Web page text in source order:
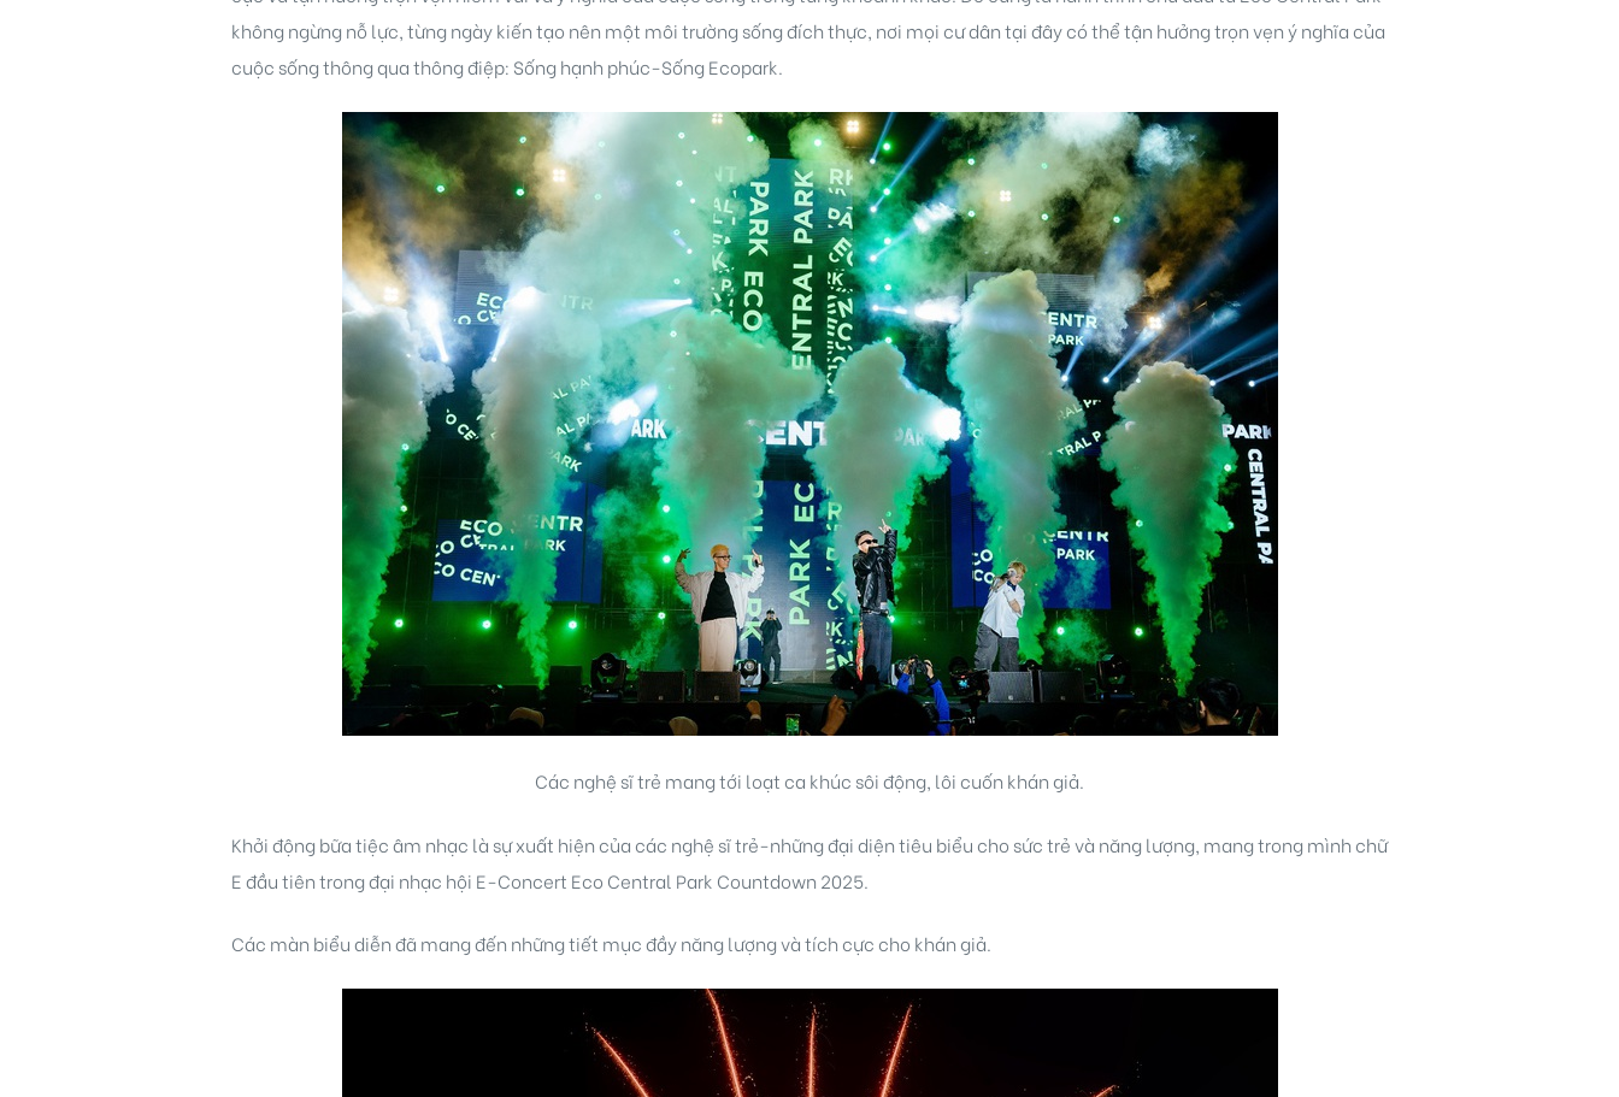
không ngừng nỗ lực, từng ngày kiến tạo nên một môi trường sống đích thực, nơi mọi cư dân tại đây có thể tận hưởng trọn vẹn ý nghĩa của
cuộc sống thông qua thông điệp: Sống hạnh phúc-Sống Ecopark.
Các nghệ sĩ trẻ mang tới loạt ca khúc sôi động, lôi cuốn khán giả.
Khởi động bữa tiệc âm nhạc là sự xuất hiện của các nghệ sĩ trẻ-những đại diện tiêu biểu cho sức trẻ và năng lượng, mang trong mình chữ
E đầu tiên trong đại nhạc hội E-Concert Eco Central Park Countdown 2025.
Các màn biểu diễn đã mang đến những tiết mục đầy năng lượng và tích cực cho khán giả.